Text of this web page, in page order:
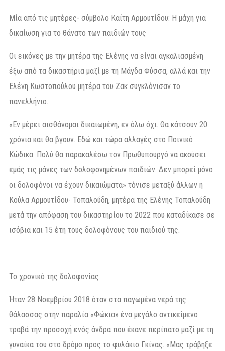
Μία από τις μητέρες- σύμβολο Καίτη Αρμουτίδου: Η μάχη για
δικαίωση για το θάνατο των παιδιών τους
Οι εικόνες με την μητέρα της Ελένης να είναι αγκαλιασμένη
έξω από τα δικαστήρια μαζί με τη Μάγδα Φύσσα, αλλά και την
Ελένη Κωστοπούλου μητέρα του Ζακ συγκλόνισαν το
πανελλήνιο.
«Εν μέρει αισθάνομαι δικαιωμένη, εν όλω όχι. Θα κάτσουν 20
χρόνια και θα βγουν. Εδώ και τώρα αλλαγές στο Ποινικό
Κώδικα. Πολύ θα παρακαλέσω τον Πρωθυπουργό να ακούσει
εμάς τις μάνες των δολοφονημένων παιδιών. Δεν μπορεί μόνο
οι δολοφόνοι να έχουν δικαιώματα» τόνισε μεταξύ άλλων η
Κούλα Αρμουτίδου- Τοπαλούδη, μητέρα της Ελένης Τοπαλούδη
μετά την απόφαση του δικαστηρίου το 2022 που καταδίκασε σε
ισόβια και 15 έτη τους δολοφόνους του παιδιού της.
Το χρονικό της δολοφονίας
Ήταν 28 Νοεμβρίου 2018 όταν στα παγωμένα νερά της
θάλασσας στην παραλία «Φώκια» ένα μεγάλο αντικείμενο
τραβά την προσοχή ενός άνδρα που έκανε περίπατο μαζί με τη
γυναίκα του στο δρόμο προς το φυλάκιο Γκίνας. «Μας τράβηξε